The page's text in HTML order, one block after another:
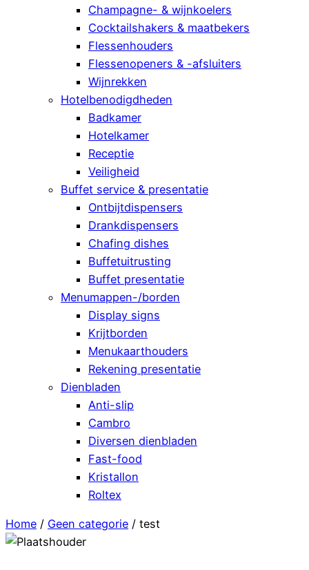
Champagne- & wijnkoelers
Cocktailshakers & maatbekers
Flessenhouders
Flessenopeners & -afsluiters
Wijnrekken
Hotelbenodigdheden
Badkamer
Hotelkamer
Receptie
Veiligheid
Buffet service & presentatie
Ontbijtdispensers
Drankdispensers
Chafing dishes
Buffetuitrusting
Buffet presentatie
Menumappen-/borden
Display signs
Krijtborden
Menukaarthouders
Rekening presentatie
Dienbladen
Anti-slip
Cambro
Diversen dienbladen
Fast-food
Kristallon
Roltex
Home / Geen categorie / test